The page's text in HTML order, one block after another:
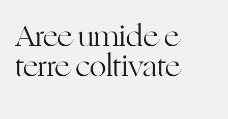
Aree umide e
terre coltivate